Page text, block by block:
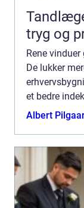
Tandlæge asnæs
tryg og
Rene
De lukker
et bedre
Albert